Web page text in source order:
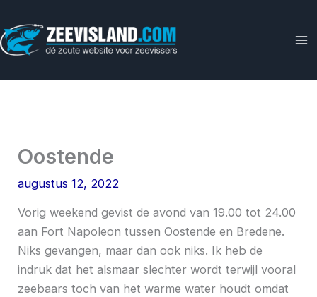
naar
de
Oostende
augustus 12, 2022
Vorig weekend gevist de avond van 19.00 tot 24.00
aan Fort Napoleon tussen Oostende en Bredene.
Niks gevangen, maar dan ook niks. Ik heb de
indruk dat het alsmaar slechter wordt terwijl vooral
zeebaars toch van het warme water houdt omdat